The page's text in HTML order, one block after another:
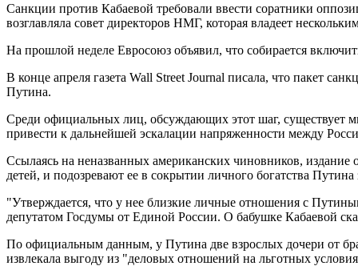
Санкции против Кабаевой требовали ввести соратники
возглавляла совет директоров НМГ, которая владеет
На прошлой неделе Евросоюз объявил, что собирается
В конце апреля газета Wall Street Journal писала, что пакет
Путина.
Среди официальных лиц, обсуждающих этот шаг, существует
привести к дальнейшей эскалации напряженности между
Ссылаясь на неназванных американских чиновников,
детей, и подозревают ее в сокрытии личного богатства Путина
"Утверждается, что у нее близкие личные отношения с
депутатом Госдумы от Единой России. О бабушке Кабаевой
По официальным данным, у Путина две взрослых дочери от
извлекала выгоду из "деловых отношений на льготных